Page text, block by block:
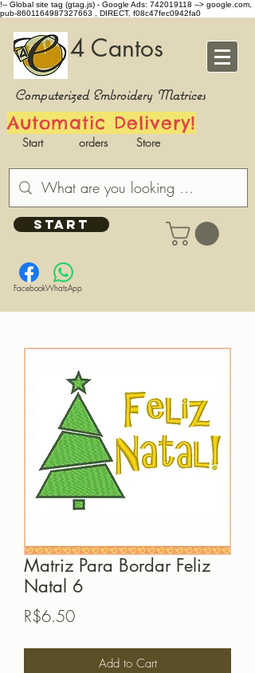
!-- Global site tag (gtag.js) - Google Ads: 742019118 --> google.com,
pub-8601164987327663 , DIRECT, f08c47fec0942fa0
4 Cantos
Computerized Embroidery Matrices
Automatic Delivery!
Start orders Store
START
FacebookWhatsApp
Matriz Para Bordar Feliz
Natal 6
R$6.50Price
Add to Cart